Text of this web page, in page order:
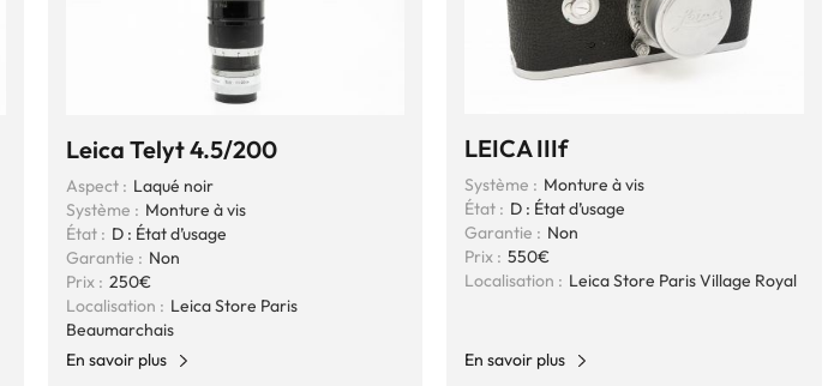
Leica Telyt 4.5/200
Aspect : Laqué noir
Système : Monture à vis
État : D : État d’usage
Garantie : Non
Prix : 250€
Localisation : Leica Store Paris
Beaumarchais
En savoir plus
LEICA IIIf
Système : Monture à vis
État : D : État d’usage
Garantie : Non
Prix : 550€
Localisation : Leica Store Paris Village Royal
En savoir plus